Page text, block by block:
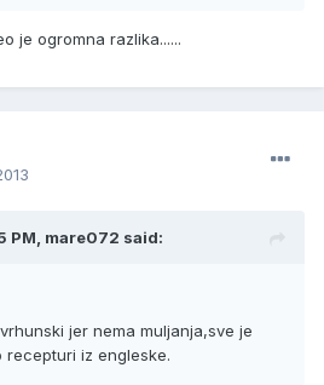
je ogromna razlika......
PM, mare072 said:
jer nema muljanja,sve je
recepturi iz engleske.